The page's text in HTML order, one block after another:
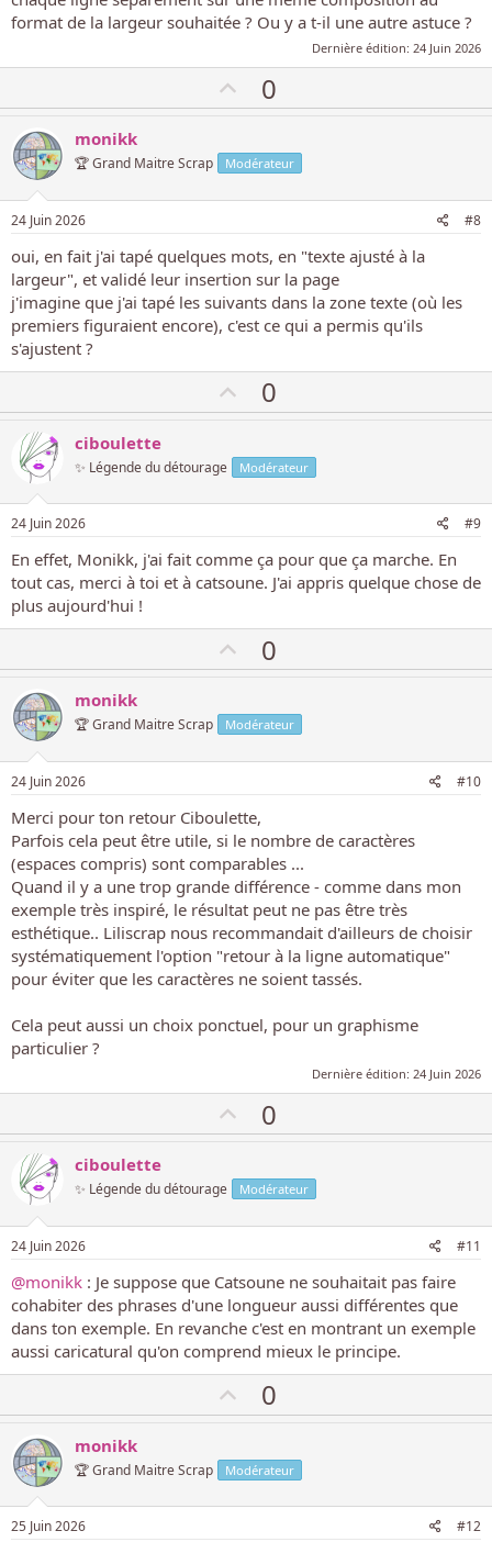
format de la largeur souhaitée ? Ou y a t-il une autre astuce ?
Dernière édition: 24 Juin 2026
o
e
p
s
i
t
i
0
monikk
🏆 Grand Maitre Scrap Modérateur
24 Juin 2026 #8
oui, en fait j'ai tapé quelques mots, en "texte ajusté à la
largeur", et validé leur insertion sur la page
j'imagine que j'ai tapé les suivants dans la zone texte (où les
premiers figuraient encore), c'est ce qui a permis qu'ils
s'ajustent ?
o
e
p
s
i
t
i
0
ciboulette
✨ Légende du détourage Modérateur
24 Juin 2026 #9
En effet, Monikk, j'ai fait comme ça pour que ça marche. En
tout cas, merci à toi et à catsoune. J'ai appris quelque chose de
plus aujourd'hui !
o
e
p
s
i
t
i
f
0
monikk
🏆 Grand Maitre Scrap Modérateur
24 Juin 2026 #10
Merci pour ton retour Ciboulette,
Parfois cela peut être utile, si le nombre de caractères
(espaces compris) sont comparables ...
Quand il y a une trop grande différence - comme dans mon
exemple très inspiré, le résultat peut ne pas être très
esthétique.. Liliscrap nous recommandait d'ailleurs de choisir
systématiquement l'option "retour à la ligne automatique"
pour éviter que les caractères ne soient tassés.
Cela peut aussi un choix ponctuel, pour un graphisme
particulier ?
Dernière édition: 24 Juin 2026
o
e
p
s
i
t
i
f
0
ciboulette
✨ Légende du détourage Modérateur
24 Juin 2026 #11
@monikk : Je suppose que Catsoune ne souhaitait pas faire
cohabiter des phrases d'une longueur aussi différentes que
dans ton exemple. En revanche c'est en montrant un exemple
aussi caricatural qu'on comprend mieux le principe.
o
e
p
0
monikk
🏆 Grand Maitre Scrap Modérateur
25 Juin 2026 #12